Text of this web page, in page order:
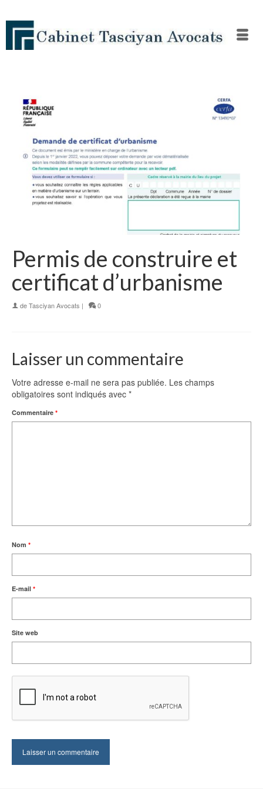
Permis de construire et
certificat d’urbanisme
deTasciyan Avocats | 0
Laisser un commentaire
Votre adresse e-mail ne sera pas publiée. Les champs
obligatoires sont indiqués avec *
Commentaire *
Nom *
E-mail *
Site web